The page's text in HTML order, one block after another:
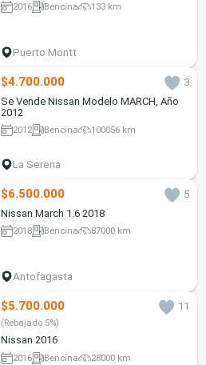
2016 Bencina 133 km
Puerto Montt
$4.700.000
3
Se Vende Nissan Modelo MARCH, Año
2012
2012 Bencina 100056 km
La Serena
$6.500.000
5
Nissan March 1.6 2018
2018 Bencina 87000 km
Antofagasta
$5.700.000 11
(Rebajado 5%)
Nissan 2016
2016 Bencina 28000 km